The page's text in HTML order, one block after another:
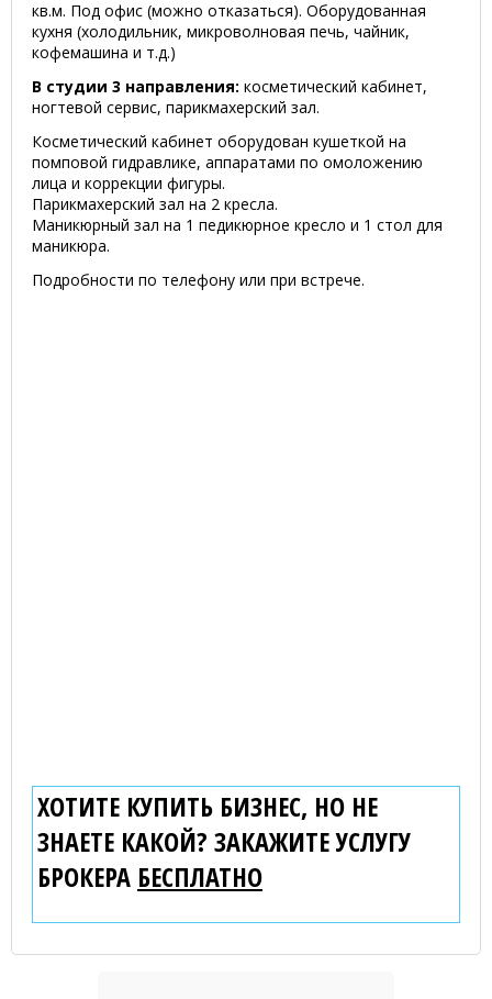
кв.м. Под офис (можно отказаться). Оборудованная
кухня (холодильник, микроволновая печь, чайник,
кофемашина и т.д.)
В студии 3 направления: косметический кабинет,
ногтевой сервис, парикмахерский зал.
Косметический кабинет оборудован кушеткой на
помповой гидравлике, аппаратами по омоложению
лица и коррекции фигуры.
Парикмахерский зал на 2 кресла.
Маникюрный зал на 1 педикюрное кресло и 1 стол для
маникюра.
Подробности по телефону или при встрече.
ХОТИТЕ КУПИТЬ БИЗНЕС, НО НЕ
ЗНАЕТЕ КАКОЙ? ЗАКАЖИТЕ УСЛУГУ
БРОКЕРА БЕСПЛАТНО